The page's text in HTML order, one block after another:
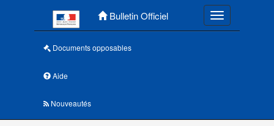
Bulletin Officiel Toggle
Documents opposables
Aide
Nouveautés